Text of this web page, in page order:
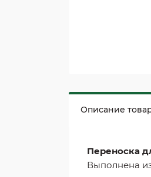
Описание
Переноска
Выполнена